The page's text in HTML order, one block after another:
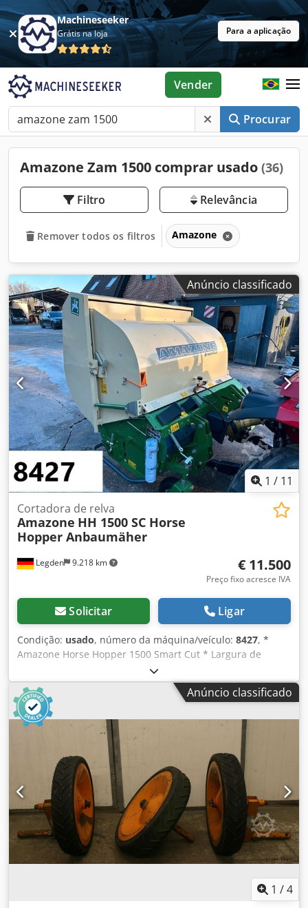
Machineseeker
Grátis na loja Para a aplicação
Procurar
Vender
Amazone Zam 1500 comprar usado (36)
Filtro Relevância
Remover todos os filtros Amazone
Anúncio classificado
1 / 11
Legden 9.218 km
Cortadora de relva
Amazone HH 1500 SC Horse
Hopper Anbaumäher
€ 11.500
Preço fixo acresce IVA
Solicitar Ligar
Condição: usado, número da máquina/veículo: 8427, *
Amazone Horse Hopper 1500 Smart Cut * Largura de
trabalho 1,50 m * Capacidade do cesto coletor 1.500 l *
Engate de 3 pontos para trator Djdporhy H Refx Aamokr *
Faca de asa H60 * Rodas de apoio * Dispositivo para
mulching * Eixo cardan com roda livre * Cesto coletor com
esvaziamento hidráulico do fundo * Velocidade de rotação
2.650 rpm * Indicador de nível de enchimento -----Número
interno do veículo: 8427 Suporte via WhatsApp disponível!
Para dúvidas sobre o veículo ou mais informações, entre
em contato conosco facilmente pelo WhatsApp Whatsapp
Whatsapp ----Erros e venda intermediária reservados.
Anúncio classificado
1 /4